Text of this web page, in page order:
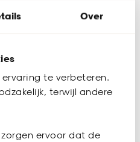
Over
te verbeteren.
terwijl andere
ervoor dat de
35.
Binnen 2-3 werkdagen bezorgd